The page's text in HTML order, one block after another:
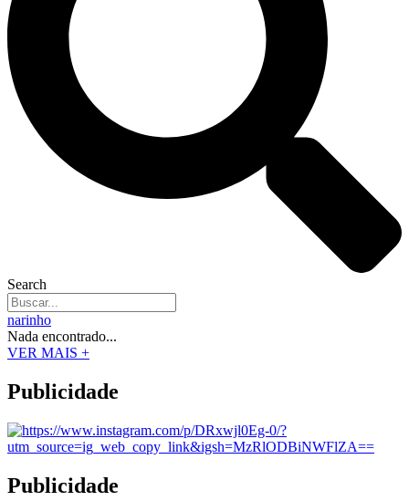
Search
narinho
Nada encontrado...
VER MAIS +
Publicidade
Publicidade